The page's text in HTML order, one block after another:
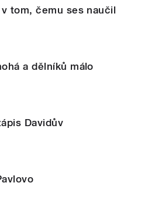
tom, čemu ses naučil
a dělníků málo
Davidův